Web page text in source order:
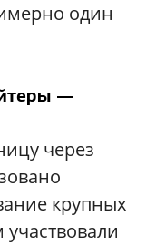
один
—
через
крупных